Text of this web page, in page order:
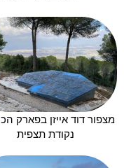
מצפור דוד אייזן בפארק
נקודת תצפית